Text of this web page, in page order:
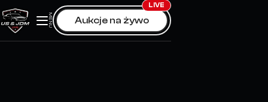
Skip
to
content
MENU Aukcje na żywo
LIVE